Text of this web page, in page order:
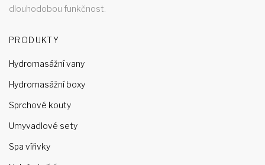
dlouhodobou funkčnost.
PRODUKTY
Hydromasážní vany
Hydromasážní boxy
Sprchové kouty
Umyvadlové sety
Spa vířivky